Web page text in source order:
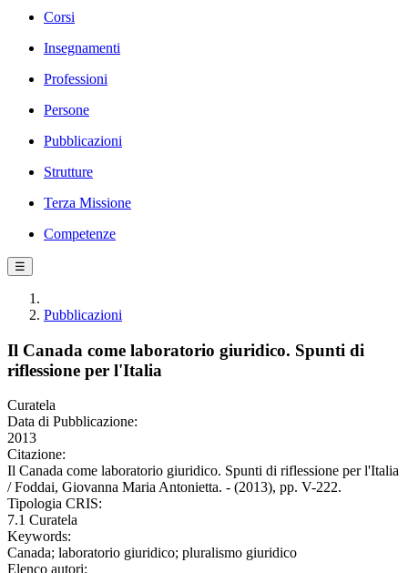
Corsi
Insegnamenti
Professioni
Persone
Pubblicazioni
Strutture
Terza Missione
Competenze
☰
Pubblicazioni
Il Canada come laboratorio giuridico. Spunti di
riflessione per l'Italia
Curatela
Data di Pubblicazione:
2013
Citazione:
Il Canada come laboratorio giuridico. Spunti di riflessione per l'Italia
/ Foddai, Giovanna Maria Antonietta. - (2013), pp. V-222.
Tipologia CRIS:
7.1 Curatela
Keywords:
Canada; laboratorio giuridico; pluralismo giuridico
Elenco autori: